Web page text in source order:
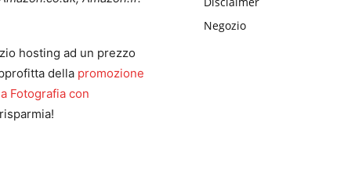
hosting ad un prezzo
della promozione
Fotografia con
Negozio